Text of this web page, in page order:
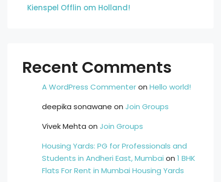
Kienspel Offlin om Holland!
Recent Comments
A WordPress Commenteron Hello world!
deepika sonawane on Join Groups
Vivek Mehta on Join Groups
Housing Yards: PG for Professionals and
Students in Andheri East, Mumbai on 1 BHK
Flats For Rent in Mumbai Housing Yards